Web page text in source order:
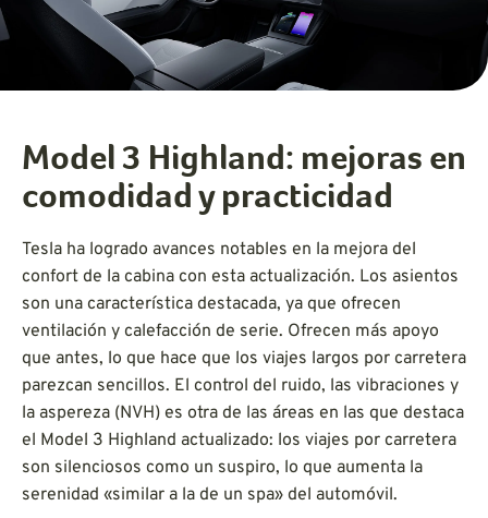
Model 3 Highland: mejoras en
comodidad y practicidad
Tesla ha logrado avances notables en la mejora del
confort de la cabina con esta actualización. Los asientos
son una característica destacada, ya que ofrecen
ventilación y calefacción de serie. Ofrecen más apoyo
que antes, lo que hace que los viajes largos por carretera
parezcan sencillos. El control del ruido, las vibraciones y
la aspereza (NVH) es otra de las áreas en las que destaca
el Model 3 Highland actualizado: los viajes por carretera
son silenciosos como un suspiro, lo que aumenta la
serenidad «similar a la de un spa» del automóvil.